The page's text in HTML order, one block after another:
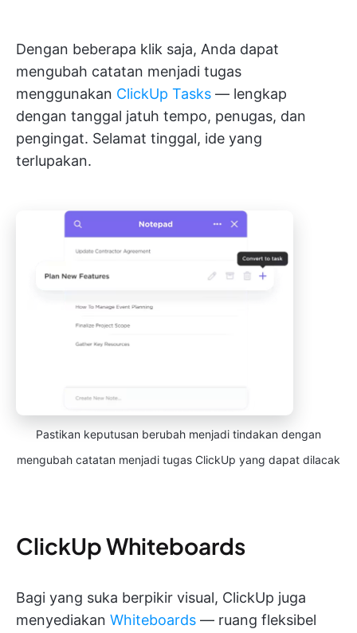
Dengan beberapa klik saja, Anda dapat
mengubah catatan menjadi tugas
menggunakan ClickUp Tasks — lengkap
dengan tanggal jatuh tempo, penugas, dan
pengingat. Selamat tinggal, ide yang
terlupakan.
Pastikan keputusan berubah menjadi tindakan dengan
mengubah catatan menjadi tugas ClickUp yang dapat dilacak
ClickUp Whiteboards
Bagi yang suka berpikir visual, ClickUp juga
menyediakan Whiteboards — ruang fleksibel